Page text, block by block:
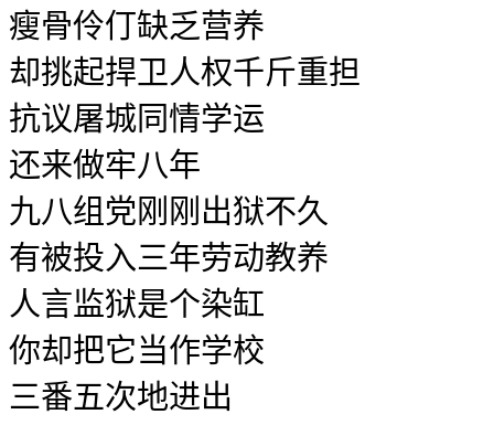
瘦骨伶仃缺乏营养
却挑起捍卫人权千斤重担
抗议屠城同情学运
还来做牢八年
九八组党刚刚出狱不久
有被投入三年劳动教养
人言监狱是个染缸
你却把它当作学校
三番五次地进出